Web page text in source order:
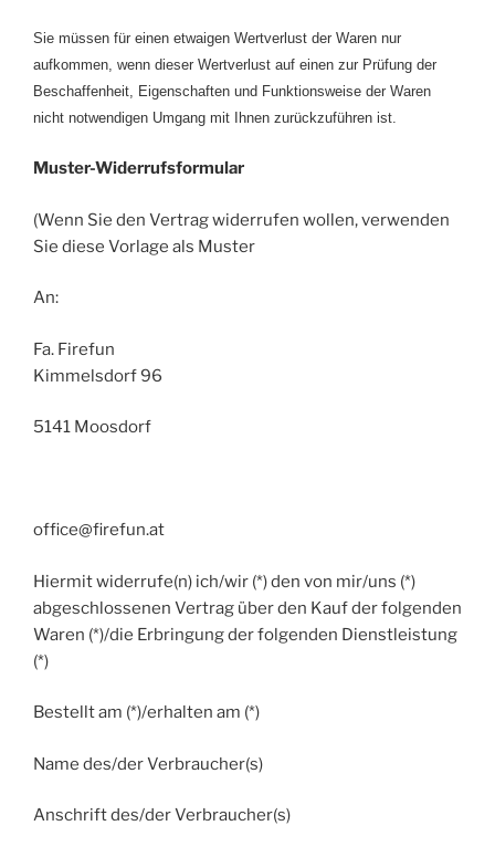
Sie müssen für einen etwaigen Wertverlust der Waren nur
aufkommen, wenn dieser Wertverlust auf einen zur Prüfung der
Beschaffenheit, Eigenschaften und Funktionsweise der Waren
nicht notwendigen Umgang mit Ihnen zurückzuführen ist.
Muster-Widerrufsformular
(Wenn Sie den Vertrag widerrufen wollen, verwenden
Sie diese Vorlage als Muster
An:
Fa. Firefun
Kimmelsdorf 96
5141 Moosdorf
office@firefun.at
Hiermit widerrufe(n) ich/wir (*) den von mir/uns (*)
abgeschlossenen Vertrag über den Kauf der folgenden
Waren (*)/die Erbringung der folgenden Dienstleistung
(*)
Bestellt am (*)/erhalten am (*)
Name des/der Verbraucher(s)
Anschrift des/der Verbraucher(s)